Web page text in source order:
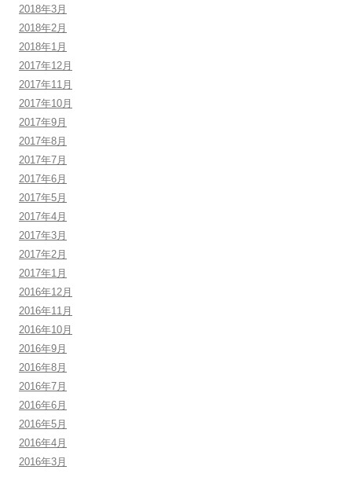
2018年3月
2018年2月
2018年1月
2017年12月
2017年11月
2017年10月
2017年9月
2017年8月
2017年7月
2017年6月
2017年5月
2017年4月
2017年3月
2017年2月
2017年1月
2016年12月
2016年11月
2016年10月
2016年9月
2016年8月
2016年7月
2016年6月
2016年5月
2016年4月
2016年3月